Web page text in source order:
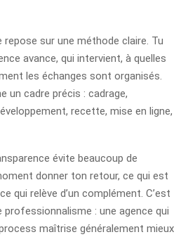
sur une méthode claire. Tu
avance, qui intervient, à quelles
les échanges sont organisés.
un cadre précis : cadrage,
recette, mise en ligne,
évite beaucoup de
donner ton retour, ce qui est
qui relève d’un complément. C’est
: une agence qui
maîtrise généralement mieux